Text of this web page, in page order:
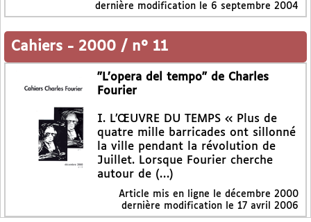
dernière modification le 6 septembre 2004
Cahiers - 2000 / n° 11
"L’opera del tempo" de Charles
Fourier
I. L’ŒUVRE DU TEMPS « Plus de
quatre mille barricades ont sillonné
la ville pendant la révolution de
Juillet. Lorsque Fourier cherche
autour de (…)
Article mis en ligne le décembre 2000
dernière modification le 17 avril 2006